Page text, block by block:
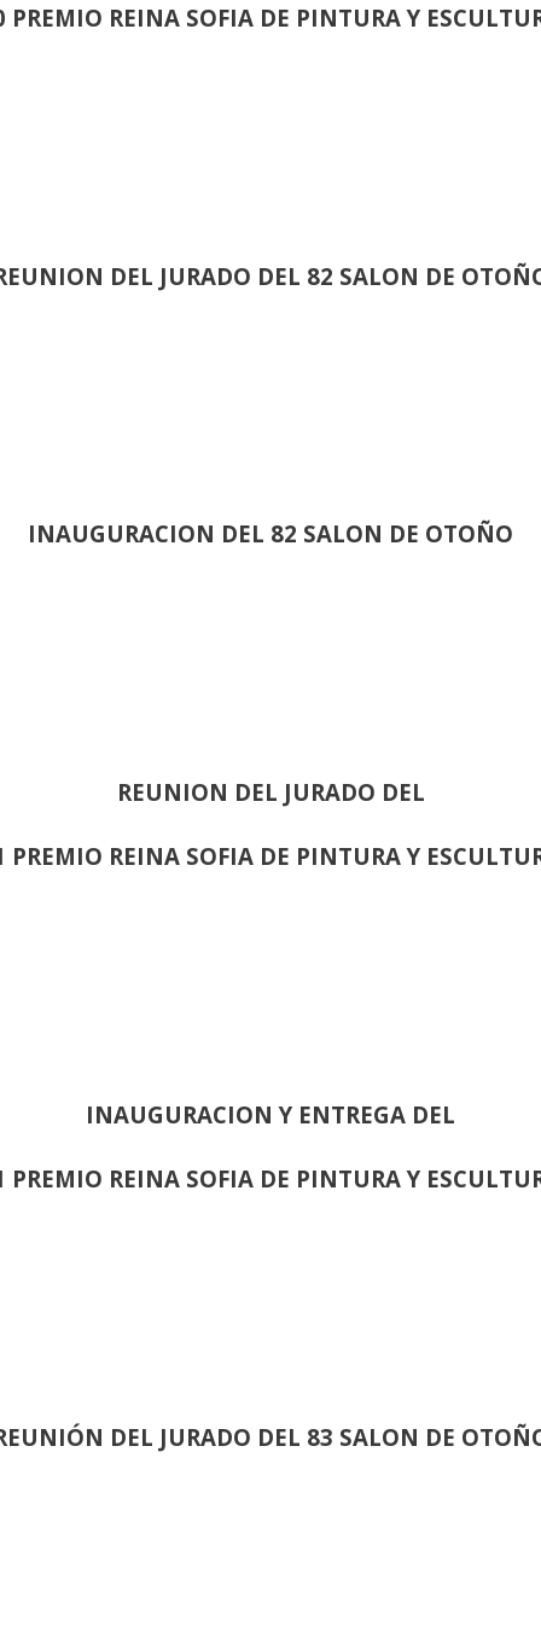
PREMIO REINA SOFIA DE PINTURA Y
DEL JURADO DEL 82 SALON DE
INAUGURACION DEL 82 SALON DE OTOÑO
REUNION DEL JURADO DEL
PREMIO REINA SOFIA DE PINTURA Y
INAUGURACION Y ENTREGA DEL
PREMIO REINA SOFIA DE PINTURA Y
DEL JURADO DEL 83 SALON DE